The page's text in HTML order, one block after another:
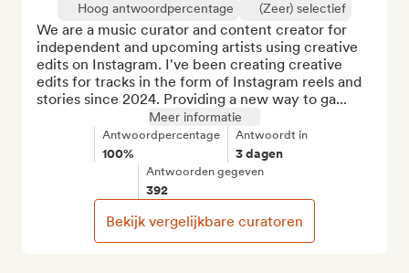
Hoog antwoordpercentage
(Zeer) selectief
We are a music curator and content creator for
independent and upcoming artists using creative
edits on Instagram. I've been creating creative
edits for tracks in the form of Instagram reels and
stories since 2024. Providing a new way to ga...
Meer informatie
Antwoordpercentage
100%
Antwoordt in
3 dagen
Antwoorden gegeven
392
Bekijk vergelijkbare curatoren